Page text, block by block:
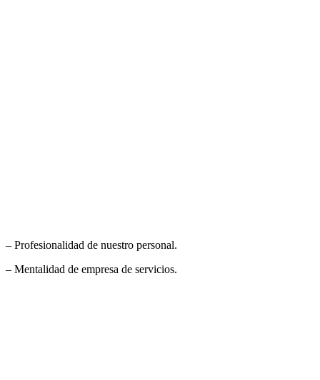
– Profesionalidad de nuestro personal.
– Mentalidad de empresa de servicios.